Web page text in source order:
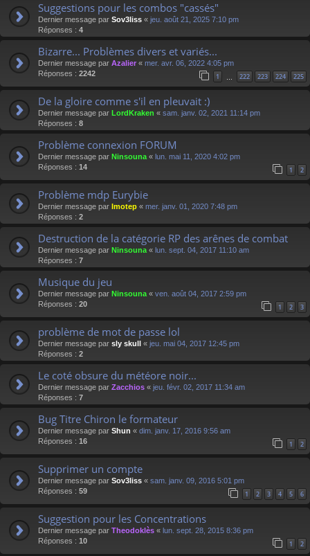
Suggestions pour les combos "cassés"
Dernier message par Sov3liss « jeu. août 21, 2025 7:10 pm
Réponses : 4
Bizarre... Problèmes divers et variés...
Dernier message par Azalier « mer. avr. 06, 2022 4:05 pm
Réponses : 2242 1 222 223 224 225
De la gloire comme s'il en pleuvait :)
Dernier message par LordKraken « sam. janv. 02, 2021 11:14 pm
Réponses : 8
Problème connexion FORUM
Dernier message par Ninsouna « lun. mai 11, 2020 4:02 pm
Réponses : 14 1 2
Problème mdp Eurybie
Dernier message par Imotep « mer. janv. 01, 2020 7:48 pm
Réponses : 2
Destruction de la catégorie RP des arênes de combat
Dernier message par Ninsouna « lun. sept. 04, 2017 11:10 am
Réponses : 7
Musique du jeu
Dernier message par Ninsouna « ven. août 04, 2017 2:59 pm
Réponses : 20 1 2 3
problème de mot de passe lol
Dernier message par sly skull « jeu. mai 04, 2017 12:45 pm
Réponses : 2
Le coté obsure du météore noir...
Dernier message par Zacchios « jeu. févr. 02, 2017 11:34 am
Réponses : 7
Bug Titre Chiron le formateur
Dernier message par Shun « dim. janv. 17, 2016 9:56 am
Réponses : 16 1 2
Supprimer un compte
Dernier message par Sov3liss « sam. janv. 09, 2016 5:01 pm
Réponses : 59 1 2 3 4 5 6
Suggestion pour les Concentrations
Dernier message par Theodoklès « lun. sept. 28, 2015 8:36 pm
Réponses : 10 1 2